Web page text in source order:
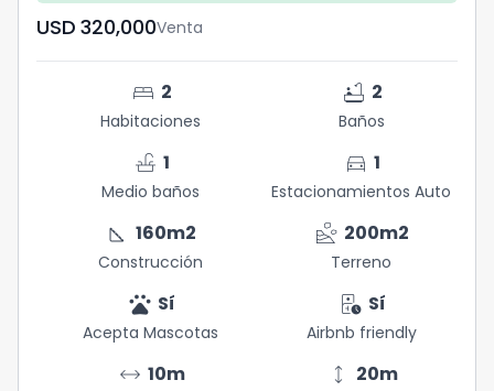
USD	320,000Venta
bed 2
Habitaciones
bathtub 2
Baños
faucet 1
Medio baños
directions_car 1
Estacionamientos Auto
square_foot 160m2
Construcción
landslide 200m2
Terreno
pets Sí
Acepta Mascotas
short_stay Sí
Airbnb friendly
arrow_range 10m height 20m